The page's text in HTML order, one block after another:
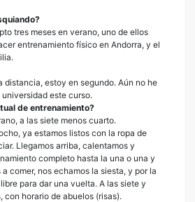
tres meses en verano, uno de ellos
entrenamiento físico en Andorra, y el
distancia, estoy en segundo. Aún no he
este curso.
de entrenamiento?
a las siete menos cuarto.
ya estamos listos con la ropa de
Llegamos arriba, calentamos y
completo hasta la una o una y
comer, nos echamos la siesta, y por la
para dar una vuelta. A las siete y
con horario de abuelos (risas).